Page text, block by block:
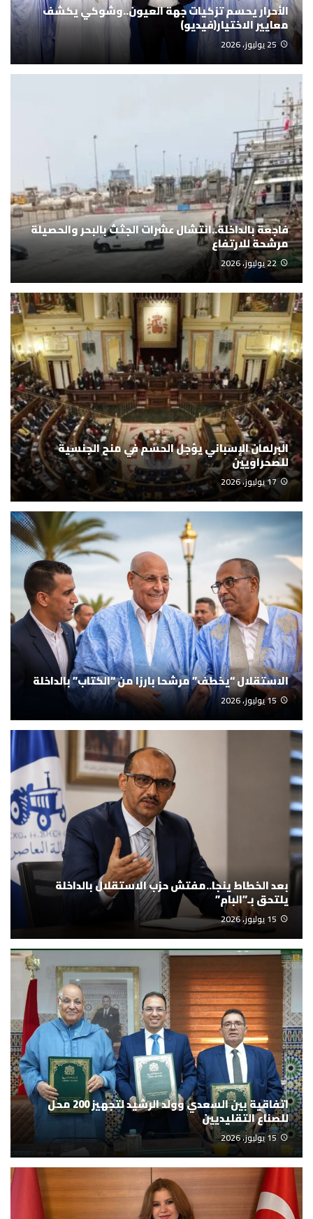
الأحرار يحسم تزكيات جهة العيون..وشوكي يكشف
معايير الاختيار(فيديو)
25 يوليوز، 2026
فاجعة بالداخلة..انتشال عشرات الجثث بالبحر والحصيلة
مرشحة للارتفاع
22 يوليوز، 2026
البرلمان الإسباني يؤجل الحسم في منح الجنسية
للصحراويين
17 يوليوز، 2026
الاستقلال “يخطف” مرشحا بارزا من “الكتاب” بالداخلة
15 يوليوز، 2026
بعد الخطاط ينجا..مفتش حزب الاستقلال بالداخلة
يلتحق بـ”البام”
15 يوليوز، 2026
اتفاقية بين السعدي وولد الرشيد لتجهيز 200 محل
للصناع التقليديين
15 يوليوز، 2026